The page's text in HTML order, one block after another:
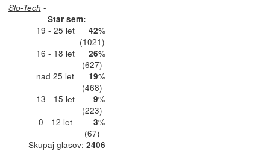
Slo-Tech -
Star sem:
19 - 25 let 42%
(1021)
16 - 18 let
26%
(627)
nad 25 let
19%
(468)
13 - 15 let
9%
(223)
0 - 12 let
3%
(67)
Skupaj glasov:2406